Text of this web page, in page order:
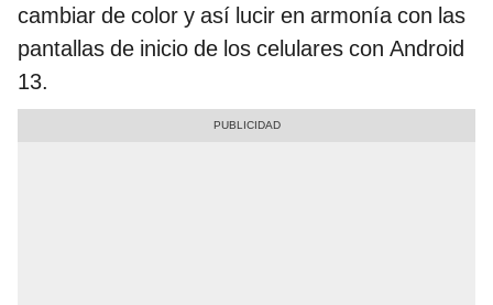
cambiar de color y así lucir en armonía con las
pantallas de inicio de los celulares con Android
13.